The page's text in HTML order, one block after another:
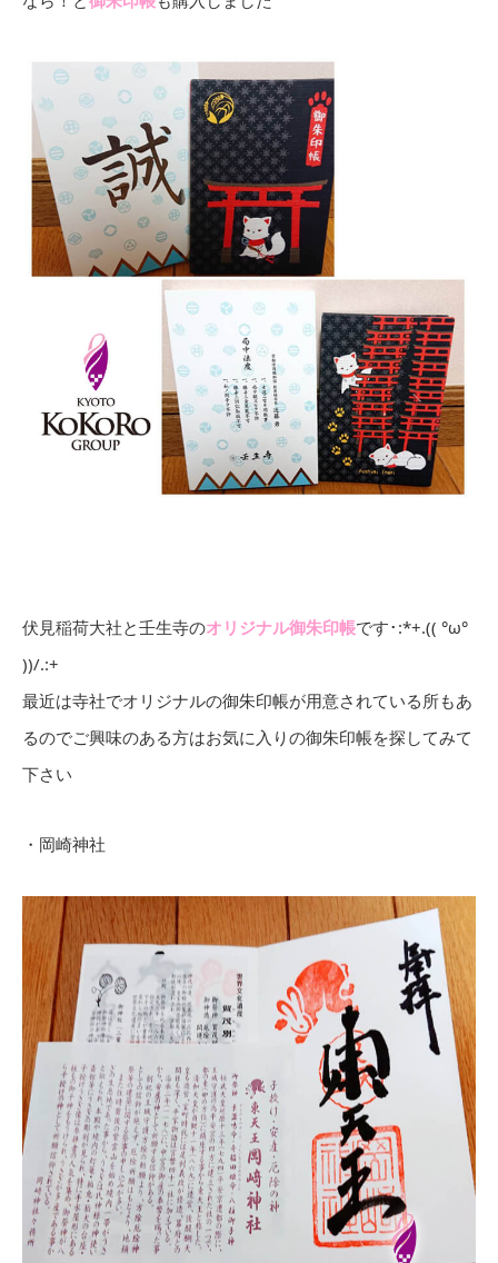
伏見稲荷大社と壬生寺のオリジナル御朱印帳です･:*+.(( °ω°
))/.:+
最近は寺社でオリジナルの御朱印帳が用意されている所もあ
るのでご興味のある方はお気に入りの御朱印帳を探してみて
下さい
・岡崎神社